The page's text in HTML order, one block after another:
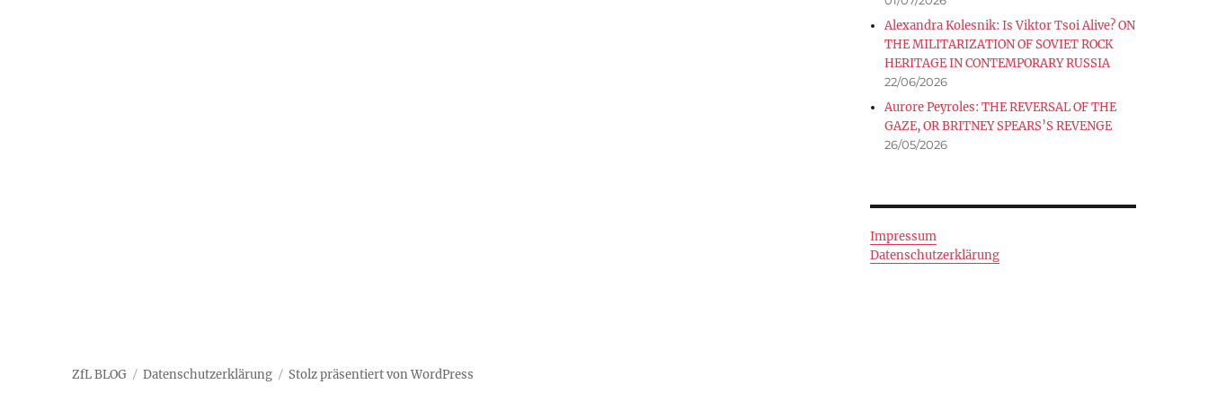
Alexandra Kolesnik: Is Viktor Tsoi Alive? ON
THE MILITARIZATION OF SOVIET ROCK
HERITAGE IN CONTEMPORARY RUSSIA
22/06/2026
Aurore Peyroles: THE REVERSAL OF THE
GAZE, OR BRITNEY SPEARS’S REVENGE
26/05/2026
Impressum
Datenschutzerklärung
ZfL BLOG Datenschutzerklärung Stolz präsentiert von WordPress